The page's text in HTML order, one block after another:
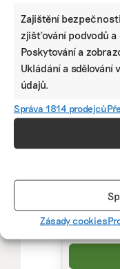
Zajištění
zjišťování podvodů a
Poskytování a
Ukládání a sdělování
údajů.
Správa 1814 prodejců
Zásady cookies
Přispějte na